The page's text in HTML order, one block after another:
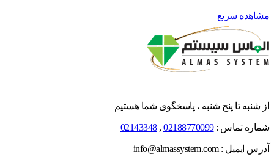
مشاهده سریع
از شنبه تا پنج شنبه ، پاسخگوی شما هستیم
شماره تماس :02188770099
,
02143348
آدرس ایمیل : info@almassystem.com